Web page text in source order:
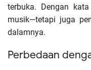
terbuka. Dengan
musik—tetapi juga
dalamnya.
Perbedaan